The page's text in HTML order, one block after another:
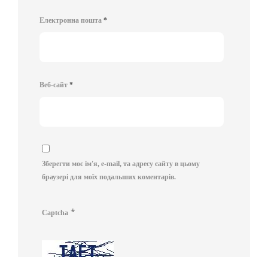
Електронна пошта *
Веб-сайт *
Зберегти моє ім'я, e-mail, та адресу сайту в цьому
браузері для моїх подальших коментарів.
Captcha *